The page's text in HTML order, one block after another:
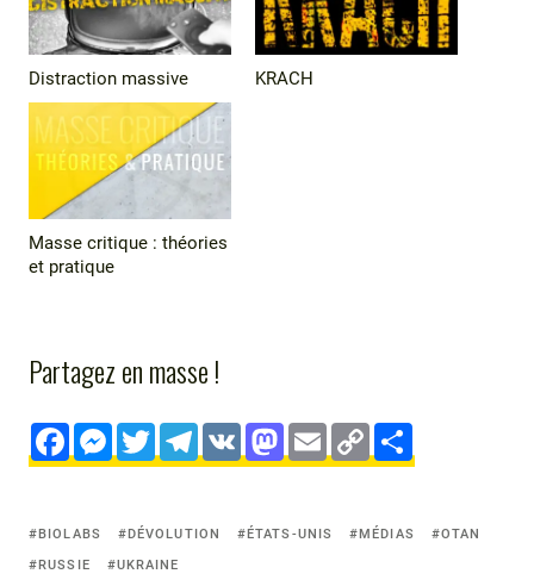
Distraction massive KRACH
Masse critique : théories
et pratique
Partagez en masse !
F
a
c
e
M
e
s
s
T
wi
tt
er
T
el
e
V
K
M
a
st
E
m
ai
C
o
p
h
ar
Tagged
with:
BIOLABS DÉVOLUTION ÉTATS-UNIS MÉDIAS
OTAN
RUSSIE
UKRAINE